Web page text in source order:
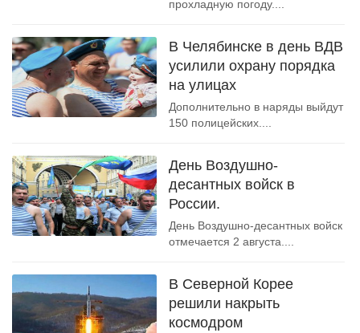
прохладную погоду....
В Челябинске в день ВДВ
усилили охрану порядка
на улицах
Дополнительно в наряды выйдут
150 полицейских....
День Воздушно-
десантных войск в
России.
День Воздушно-десантных войск
отмечается 2 августа....
В Северной Корее
решили накрыть
космодром